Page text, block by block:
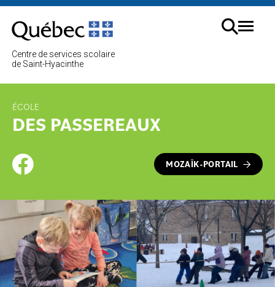
au
contenu
Centre de services scolaire
de Saint-Hyacinthe
Menu
ÉCOLE
DES PASSEREAUX
MOZAÏK-PORTAIL